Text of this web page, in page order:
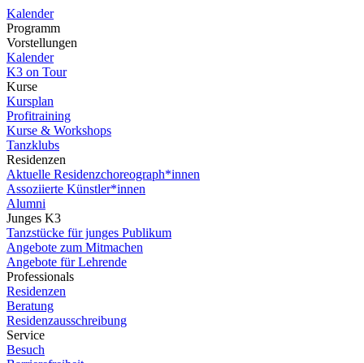
Kalender
Programm
Vorstellungen
Kalender
K3 on Tour
Kurse
Kursplan
Profitraining
Kurse & Workshops
Tanzklubs
Residenzen
Aktuelle Residenzchoreograph*innen
Assoziierte Künstler*innen
Alumni
Junges K3
Tanzstücke für junges Publikum
Angebote zum Mitmachen
Angebote für Lehrende
Professionals
Residenzen
Beratung
Residenzausschreibung
Service
Besuch